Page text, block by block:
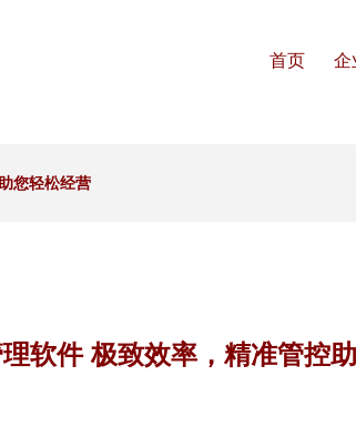
首页 企
您轻松经营
软件 极致效率，精准管控